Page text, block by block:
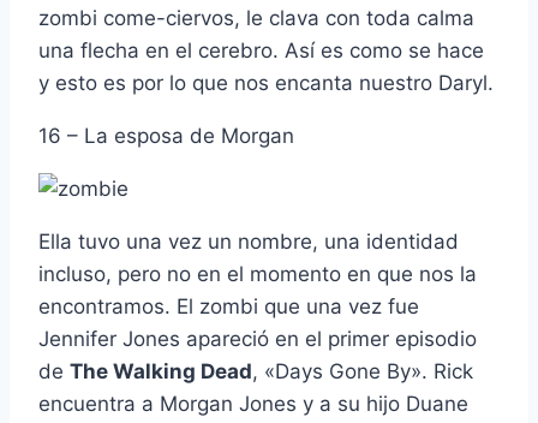
zombi come-ciervos, le clava con toda calma
una flecha en el cerebro. Así­ es como se hace
y esto es por lo que nos encanta nuestro Daryl.
16 – La esposa de Morgan
Ella tuvo una vez un nombre, una identidad
incluso, pero no en el momento en que nos la
encontramos. El zombi que una vez fue
Jennifer Jones apareció en el primer episodio
de The Walking Dead, «Days Gone By». Rick
encuentra a Morgan Jones y a su hijo Duane